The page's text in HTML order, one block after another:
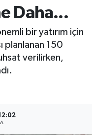
Daha...
bir yatırım için
planlanan 150
verilirken,